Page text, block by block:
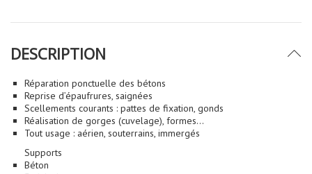
DESCRIPTION
Réparation ponctuelle des bétons
Reprise d’épaufrures, saignées
Scellements courants : pattes de fixation, gonds
Réalisation de gorges (cuvelage), formes…
Tout usage : aérien, souterrains, immergés
Supports
Béton